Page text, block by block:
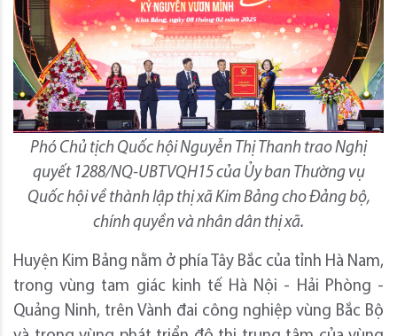
Phó Chủ tịch Quốc hội Nguyễn Thị Thanh trao Nghị
quyết 1288/NQ-UBTVQH15 của Ủy ban Thường vụ
Quốc hội về thành lập thị xã Kim Bảng cho Đảng bộ,
chính quyền và nhân dân thị xã.
Huyện Kim Bảng nằm ở phía Tây Bắc của tỉnh Hà Nam,
trong vùng tam giác kinh tế Hà Nội - Hải Phòng -
Quảng Ninh, trên Vành đai công nghiệp vùng Bắc Bộ